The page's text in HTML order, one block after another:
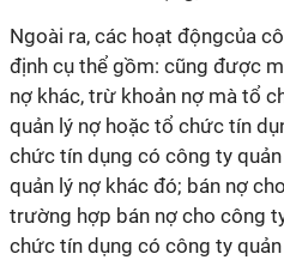
Ngoài ra, các hoạt độngcủa
định cụ thể gồm: cũng được
nợ khác, trừ khoản nợ mà tổ
quản lý nợ hoặc tổ chức tín
chức tín dụng có công ty
quản lý nợ khác đó; bán nợ
trường hợp bán nợ cho công
chức tín dụng có công ty quản